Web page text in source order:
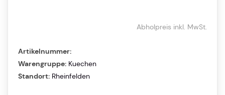
Abholpreis inkl. MwSt.
Artikelnummer:
Warengruppe: Kuechen
Standort: Rheinfelden